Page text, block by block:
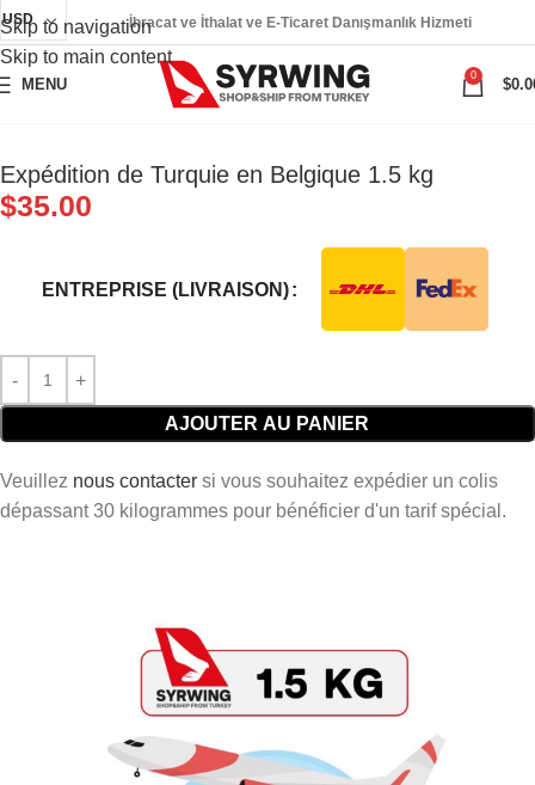
Skip to navigation
Skip to main content
USD İhracat ve İthalat ve E-Ticaret Danışmanlık Hizmeti
MENU
0
$
Expédition de Turquie en Belgique 1.5 kg
$35.00
ENTREPRISE (LIVRAISON)
AJOUTER AU PANIER
Veuillez nous contacter si vous souhaitez expédier un colis
dépassant 30 kilogrammes pour bénéficier d'un tarif spécial.